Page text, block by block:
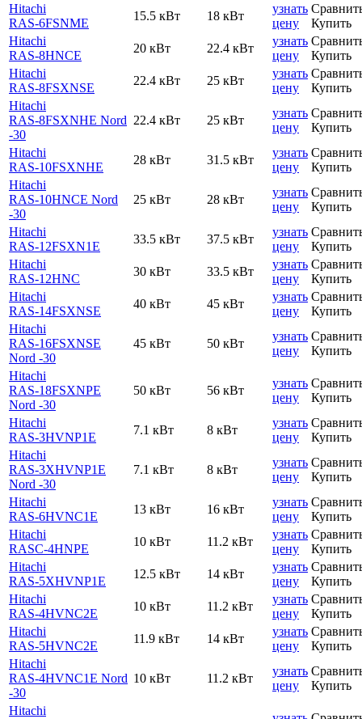
Hitachi
RAS-6FSNME
15.5 кВт 18 кВт
узнать
цену
Купить
Hitachi
RAS-8HNCE
20 кВт 22.4 кВт
узнать
цену
Купить
Hitachi
RAS-8FSXNSE
22.4 кВт 25 кВт
узнать
цену
Купить
Hitachi
RAS-8FSXNHE Nord
-30
22.4 кВт 25 кВт
узнать
цену
Купить
Hitachi
RAS-10FSXNHE
28 кВт 31.5 кВт
узнать
цену
Купить
Hitachi
RAS-10HNCE Nord
-30
25 кВт 28 кВт
узнать
цену
Купить
Hitachi
RAS-12FSXN1E
33.5 кВт 37.5 кВт
узнать
цену
Купить
Hitachi
RAS-12HNC
30 кВт 33.5 кВт
узнать
цену
Купить
Hitachi
RAS-14FSXNSE
40 кВт 45 кВт
узнать
цену
Купить
Hitachi
RAS-16FSXNSE
Nord -30
45 кВт 50 кВт
узнать
цену
Купить
Hitachi
RAS-18FSXNPE
Nord -30
50 кВт 56 кВт
узнать
цену
Купить
Hitachi
RAS-3HVNP1E
7.1 кВт 8 кВт
узнать
цену
Купить
Hitachi
RAS-3XHVNP1E
Nord -30
7.1 кВт 8 кВт
узнать
цену
Купить
Hitachi
RAS-6HVNC1E
13 кВт 16 кВт
узнать
цену
Купить
Hitachi
RASC-4HNPE
10 кВт 11.2 кВт
узнать
цену
Купить
Hitachi
RAS-5XHVNP1E
12.5 кВт 14 кВт
узнать
цену
Купить
Hitachi
RAS-4HVNC2E
10 кВт 11.2 кВт
узнать
цену
Купить
Hitachi
RAS-5HVNC2E
11.9 кВт 14 кВт
узнать
цену
Купить
Hitachi
RAS-4HVNC1E Nord
-30
10 кВт 11.2 кВт
узнать
цену
Купить
Hitachi